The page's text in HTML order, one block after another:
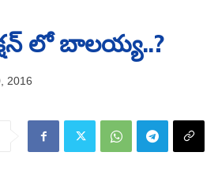
లో బాలయ్య..?
2016